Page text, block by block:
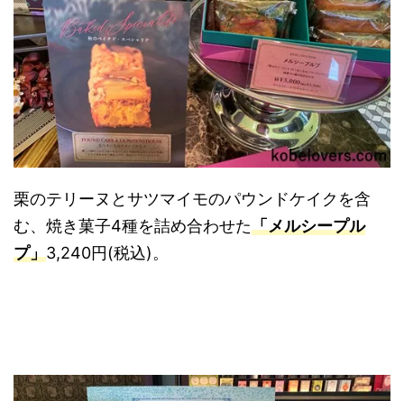
栗のテリーヌとサツマイモのパウンドケイクを含
む、焼き菓子4種を詰め合わせた「メルシープル
プ」3,240円(税込)。